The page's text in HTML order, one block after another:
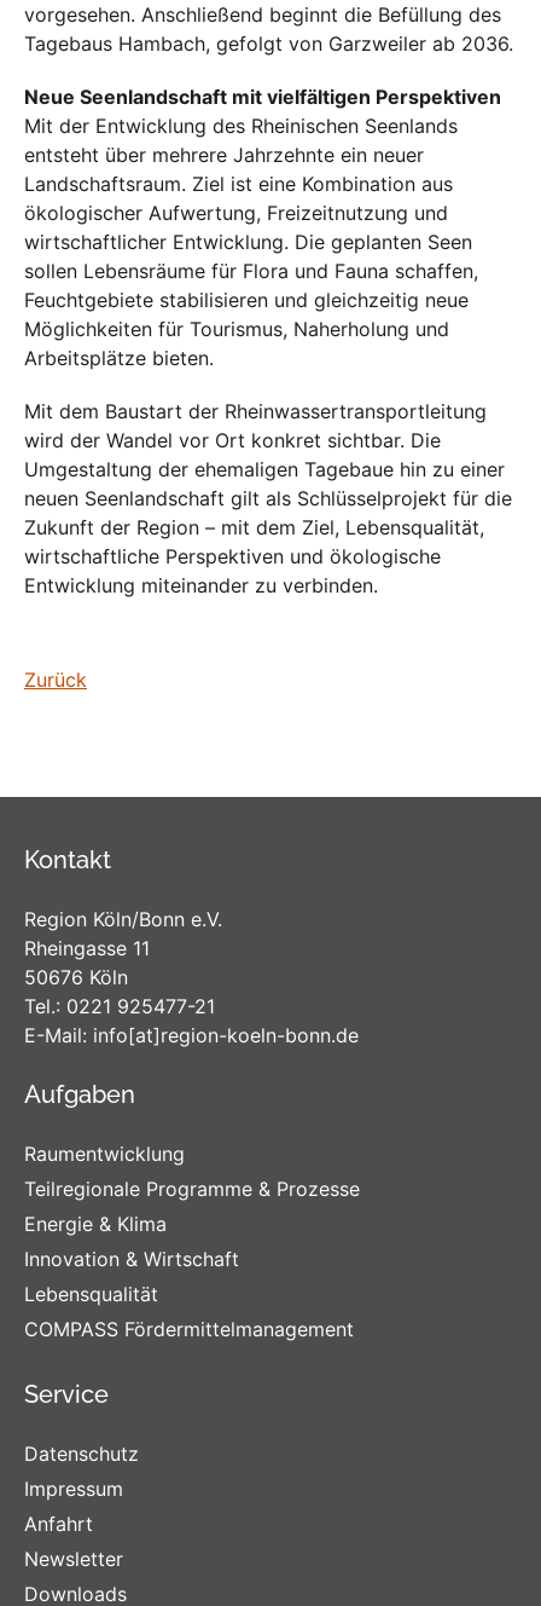
vorgesehen. Anschließend beginnt die Befüllung des
Tagebaus Hambach, gefolgt von Garzweiler ab 2036.
Neue Seenlandschaft mit vielfältigen Perspektiven
Mit der Entwicklung des Rheinischen Seenlands
entsteht über mehrere Jahrzehnte ein neuer
Landschaftsraum. Ziel ist eine Kombination aus
ökologischer Aufwertung, Freizeitnutzung und
wirtschaftlicher Entwicklung. Die geplanten Seen
sollen Lebensräume für Flora und Fauna schaffen,
Feuchtgebiete stabilisieren und gleichzeitig neue
Möglichkeiten für Tourismus, Naherholung und
Arbeitsplätze bieten.
Mit dem Baustart der Rheinwassertransportleitung
wird der Wandel vor Ort konkret sichtbar. Die
Umgestaltung der ehemaligen Tagebaue hin zu einer
neuen Seenlandschaft gilt als Schlüsselprojekt für die
Zukunft der Region – mit dem Ziel, Lebensqualität,
wirtschaftliche Perspektiven und ökologische
Entwicklung miteinander zu verbinden.
Zurück
Kontakt
Region Köln/Bonn e.V.
Rheingasse 11
50676 Köln
Tel.: 0221 925477-21
E-Mail: info[at]region-koeln-bonn.de
Aufgaben
Raumentwicklung
Teilregionale Programme & Prozesse
Energie & Klima
Innovation & Wirtschaft
Lebensqualität
COMPASS Fördermittelmanagement
Service
Datenschutz
Impressum
Anfahrt
Newsletter
Downloads